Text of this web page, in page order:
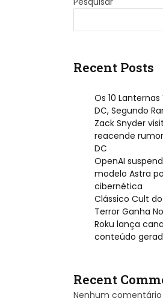
Recent Posts
Os 10
DC, Segundo
Zack Snyder
reacende
DC
OpenAI
modelo Astra
cibernética
Clássico Cult
Terror Ganha
Roku lança
conteúdo
Recent
Nenhum